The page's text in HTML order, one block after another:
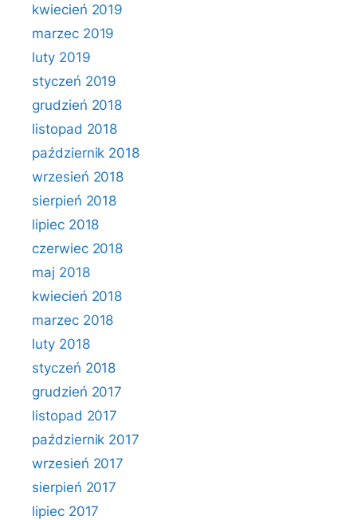
kwiecień 2019
marzec 2019
luty 2019
styczeń 2019
grudzień 2018
listopad 2018
październik 2018
wrzesień 2018
sierpień 2018
lipiec 2018
czerwiec 2018
maj 2018
kwiecień 2018
marzec 2018
luty 2018
styczeń 2018
grudzień 2017
listopad 2017
październik 2017
wrzesień 2017
sierpień 2017
lipiec 2017